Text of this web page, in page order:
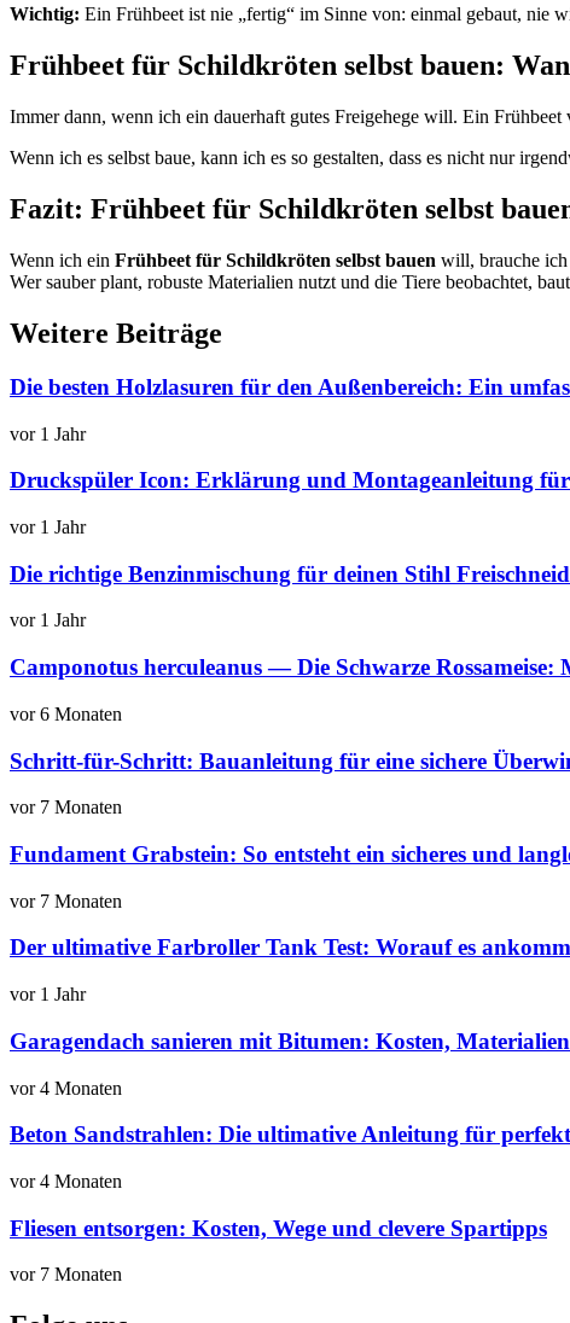
Wichtig: Ein Frühbeet ist nie „fertig“ im Sinne von: einmal gebaut, nie
Frühbeet für Schildkröten selbst bauen:
Immer dann, wenn ich ein dauerhaft gutes Freigehege will. Ein
Wenn ich es selbst baue, kann ich es so gestalten, dass es nicht nur
Fazit: Frühbeet für Schildkröten selbst
Wenn ich ein Frühbeet für Schildkröten selbst bauen will, brauche ich
Wer sauber plant, robuste Materialien nutzt und die Tiere beobachtet,
Weitere Beiträge
Die besten Holzlasuren für den Außenbereich: Ein
vor 1 Jahr
Druckspüler Icon: Erklärung und Montageanleitung
vor 1 Jahr
Die richtige Benzinmischung für deinen Stihl
vor 1 Jahr
Camponotus herculeanus — Die Schwarze
vor 6 Monaten
Schritt-für-Schritt: Bauanleitung für eine sichere
vor 7 Monaten
Fundament Grabstein: So entsteht ein sicheres und
vor 7 Monaten
Der ultimative Farbroller Tank Test: Worauf es
vor 1 Jahr
Garagendach sanieren mit Bitumen: Kosten,
vor 4 Monaten
Beton Sandstrahlen: Die ultimative Anleitung für
vor 4 Monaten
Fliesen entsorgen: Kosten, Wege und clevere Spartipps
vor 7 Monaten